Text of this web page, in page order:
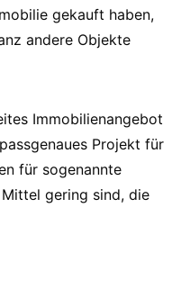
gekauft haben,
andere Objekte
Immobilienangebot
Projekt für
für sogenannte
gering sind, die